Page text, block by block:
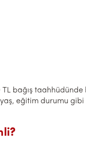
bağış taahhüdünde
eğitim durumu gibi